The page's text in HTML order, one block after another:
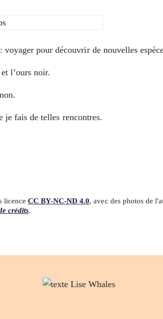
pour découvrir de nouvelles
l’ours noir.
je fais de telles rencontres.
licence CC BY-NC-ND 4.0, avec des photos de
crédits.